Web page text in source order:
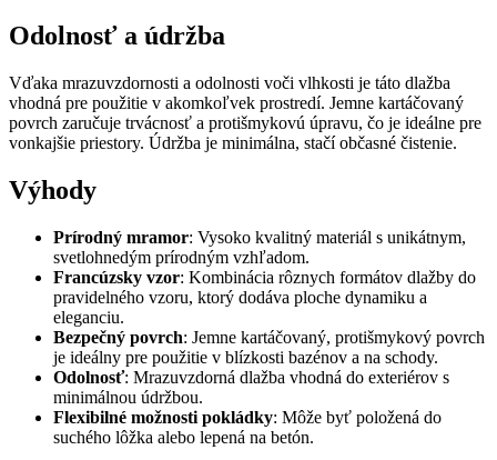
Odolnosť a údržba
Vďaka mrazuvzdornosti a odolnosti voči vlhkosti je táto dlažba
vhodná pre použitie v akomkoľvek prostredí. Jemne kartáčovaný
povrch zaručuje trvácnosť a protišmykovú úpravu, čo je ideálne pre
vonkajšie priestory. Údržba je minimálna, stačí občasné čistenie.
Výhody
Prírodný mramor: Vysoko kvalitný materiál s unikátnym,
svetlohnedým prírodným vzhľadom.
Francúzsky vzor: Kombinácia rôznych formátov dlažby do
pravidelného vzoru, ktorý dodáva ploche dynamiku a
eleganciu.
Bezpečný povrch: Jemne kartáčovaný, protišmykový povrch
je ideálny pre použitie v blízkosti bazénov a na schody.
Odolnosť: Mrazuvzdorná dlažba vhodná do exteriérov s
minimálnou údržbou.
Flexibilné možnosti pokládky: Môže byť položená do
suchého lôžka alebo lepená na betón.